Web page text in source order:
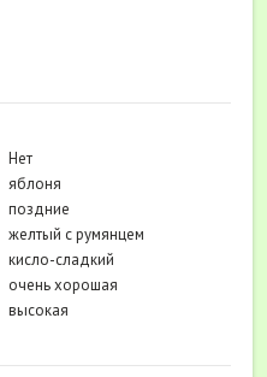
Нет
яблоня
поздние
желтый с румянцем
кисло-сладкий
очень хорошая
высокая